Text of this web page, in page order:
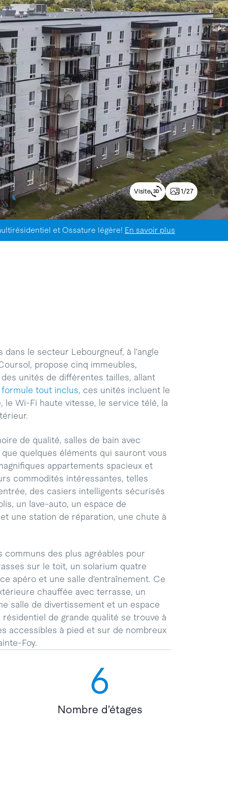
Visite 1/27
et Ossature légère! En savoir plus
le secteur Lebourgneuf, à l’angle
propose cinq immeubles,
unités de différentes tailles, allant
formule tout inclus, ces unités incluent le
le Wi-Fi haute vitesse, le service télé, la
de qualité, salles de bain avec
quelques éléments qui sauront vous
appartements spacieux et
commodités intéressantes, telles
des casiers intelligents sécurisés
un lave-auto, un espace de
une station de réparation, une chute à
communs des plus agréables pour
sur le toit, un solarium quatre
apéro et une salle d’entraînement. Ce
chauffée avec terrasse, un
salle de divertissement et un espace
de grande qualité se trouve à
accessibles à pied et sur de nombreux
Foy.
6
Nombre d’étages